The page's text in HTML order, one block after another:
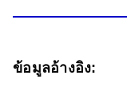
สามารถปรึกษาแ
15,16 ปัจจัยที่อาจท
บำบัดด้วยยีนจะยั
ข้อมูลอ้างอิง: